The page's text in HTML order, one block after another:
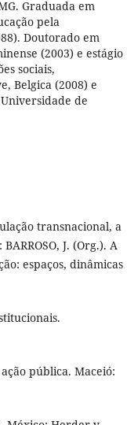
Graduada em
pela
Doutorado em
(2003) e estágio
sociais,
Belgica (2008) e
de
transnacional, a
J. (Org.). A
espaços, dinâmicas
ação pública. Maceió: